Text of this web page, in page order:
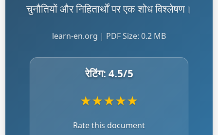
चुनौतियों और निहितार्थों पर एक शोध विश्लेषण।
learn-en.org | PDF Size: 0.2 MB
रेटिंग: 4.5/5
★★★★★
Rate this document